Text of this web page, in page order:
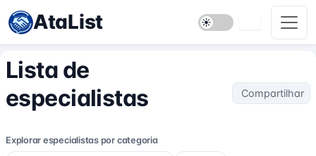
AtaList
Lista de
especialistas
Compartilhar
Explorar especialistas por categoria